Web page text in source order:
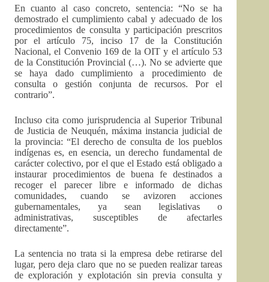
En cuanto al caso concreto, sentencia: “No se ha
demostrado el cumplimiento cabal y adecuado de los
procedimientos de consulta y participación prescritos
por el artículo 75, inciso 17 de la Constitución
Nacional, el Convenio 169 de la OIT y el artículo 53
de la Constitución Provincial (…). No se advierte que
se haya dado cumplimiento a procedimiento de
consulta o gestión conjunta de recursos. Por el
contrario”.
Incluso cita como jurisprudencia al Superior Tribunal
de Justicia de Neuquén, máxima instancia judicial de
la provincia: “El derecho de consulta de los pueblos
indígenas es, en esencia, un derecho fundamental de
carácter colectivo, por el que el Estado está obligado a
instaurar procedimientos de buena fe destinados a
recoger el parecer libre e informado de dichas
comunidades, cuando se avizoren acciones
gubernamentales, ya sean legislativas o
administrativas, susceptibles de afectarles
directamente”.
La sentencia no trata si la empresa debe retirarse del
lugar, pero deja claro que no se pueden realizar tareas
de exploración y explotación sin previa consulta y